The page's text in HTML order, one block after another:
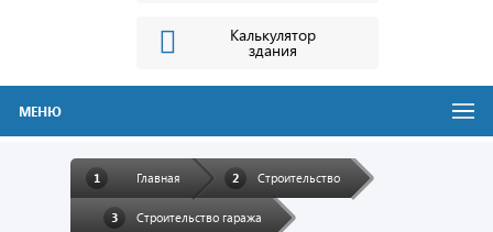
Калькулятор
здания
МЕНЮ
Главная Строительство
Строительство гаража